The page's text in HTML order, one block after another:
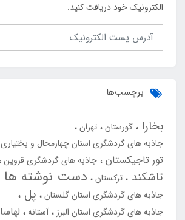
الکترونیک خود دریافت کنید.
برچسب‌ها
بخارا گورستان تهران
جاذبه های گردشگری استان چهارمحال و بختیاری
تور تاجیکستان جاذبه های گردشگری قزوین
تاشکند ترکستان دست نوشته ها
جاذبه های گردشگری استان گلستان پل
جاذبه های گردشگری استان البرز آستانه لهاسا